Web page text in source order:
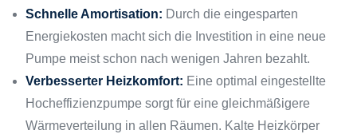
Schnelle Amortisation: Durch die eingesparten
Energiekosten macht sich die Investition in eine neue
Pumpe meist schon nach wenigen Jahren bezahlt.
Verbesserter Heizkomfort: Eine optimal eingestellte
Hocheffizienzpumpe sorgt für eine gleichmäßigere
Wärmeverteilung in allen Räumen. Kalte Heizkörper